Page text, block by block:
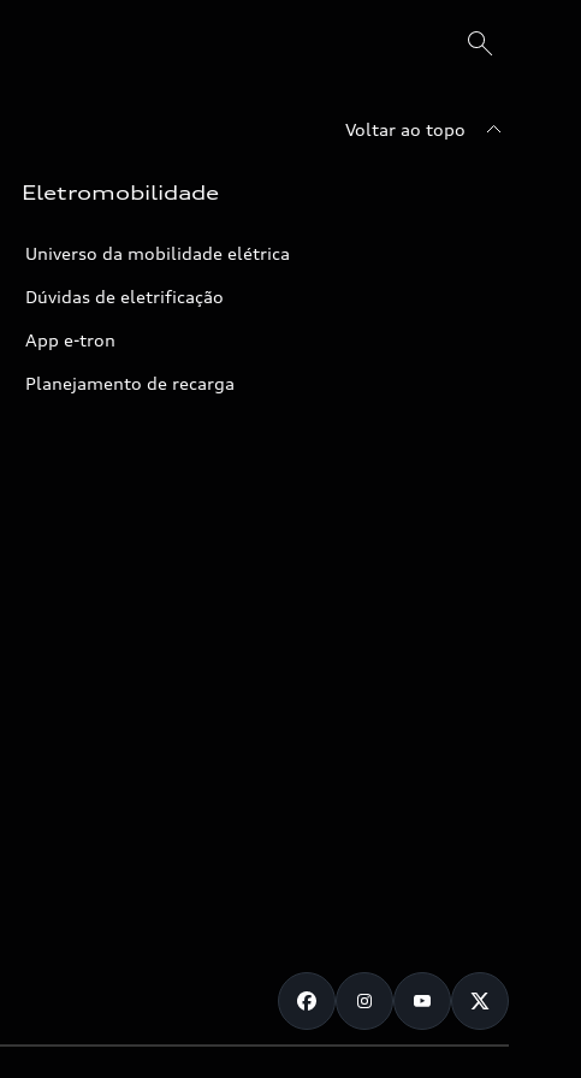
Voltar ao topo
Eletromobilidade
Universo da mobilidade elétrica
Dúvidas de eletrificação
App e-tron
Planejamento de recarga